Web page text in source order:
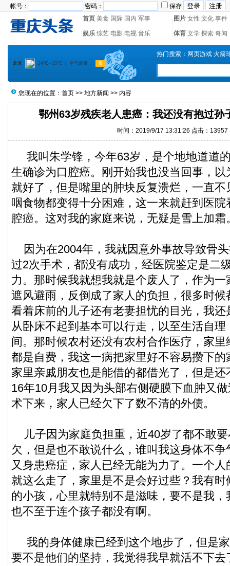
帐号： 密码：
保存
首页 美食 国际 国内 军事 图片 女性 文化 事件
娱乐 综艺 电影 电视 音乐 体育 文学 探索 奇闻
热门搜索： 网页游戏 火箭
您现在的位置： 首页 >> 地方新闻 >> 内容
鄂州63岁残疾老人患癌：我还没有抱过孙
时间：2019/9/17 13:31:26 点击：13957
我叫朱学锋，今年63岁，是个地地道道
生确诊为口腔癌。刚开始我也没当回事，
就好了，但是嘴里的肿块反复溃烂，一直
咽食物都变得十分困难，这一来就赶到医
腔癌。这对我的家庭来说，无疑是雪上加霜
因为在2004年，我就因意外事故导致骨
过2次手术，都没有成功，经医院鉴定是二
力。那时候我就想我就是个废人了，作为
遮风避雨，反倒成了家人的负担，很多时
看着床前的儿子还有老妻担忧的目光，我
从卧床不起到基本可以行走，以至生活自
间。那时候农村还没有农村合作医疗，家
都是自费，我这一病把家里好不容易攒下
家里亲戚朋友也是能借的都借光了，但是
16年10月我又因为头部右侧硬膜下血肿又
术下来，家人已经欠下了数不清的外债。
儿子因为家庭负担重，近40岁了都不敢
欠，但是也不敢说什么，谁叫我这身体不
又身患癌症，家人已经无能为力了。一个
就这么走了，家里是不是会好过些？我有
的小孩，心里就特别不是滋味，要不是我
也不至于连个孩子都没有啊。
我的身体健康已经到这个地步了，但是
要不是他们的坚持，我觉得我早就活不下